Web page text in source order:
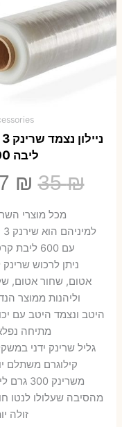
ליבה 600
35₪
35 ₪.
₪
מכל מוצרי
עם 600 ליבת קרטון.
ניתן לרכוש שרינק
אטום, שחור אטום,
וליהנות ממוצר
היטב ונצמד היטב עם
מתיחה
קילוגרם משתלם
משרינק 300
מהסיבה שעלולו לנטו
זולה